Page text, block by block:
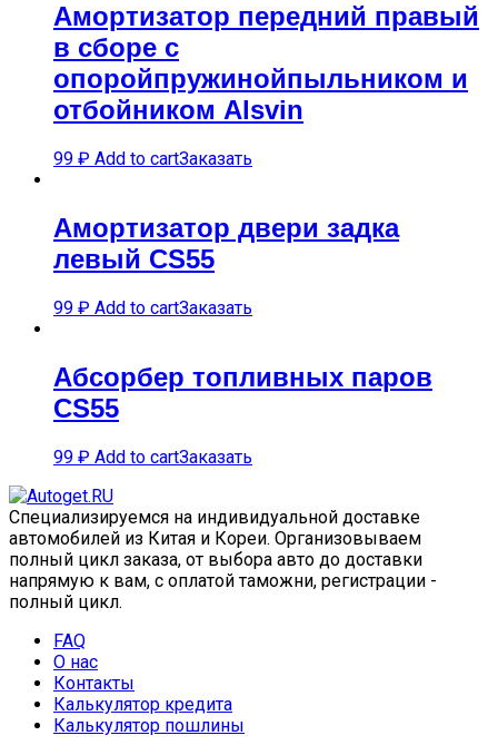
Амортизатор передний правый
в сборе с
опоройпружинойпыльником и
отбойником Alsvin
99 ₽ Add to cartЗаказать
Амортизатор двери задка
левый CS55
99 ₽ Add to cartЗаказать
Абсорбер топливных паров
CS55
99 ₽ Add to cartЗаказать
Специализируемся на индивидуальной доставке
автомобилей из Китая и Кореи. Организовываем
полный цикл заказа, от выбора авто до доставки
напрямую к вам, с оплатой таможни, регистрации -
полный цикл.
FAQ
О нас
Контакты
Калькулятор кредита
Калькулятор пошлины